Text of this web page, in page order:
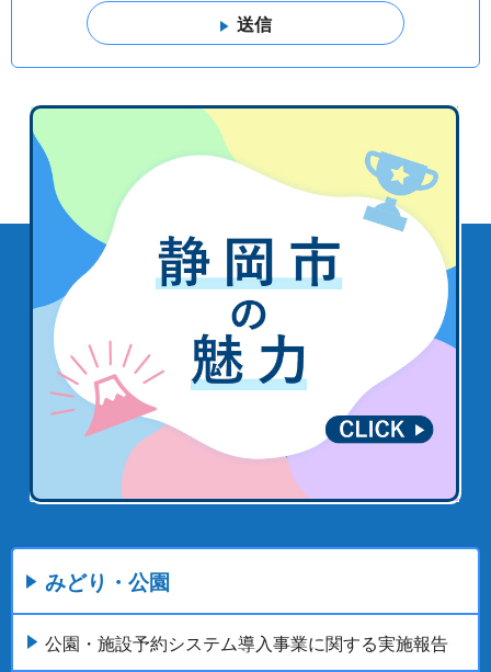
みどり・公園
公園・施設予約システム導入事業に関する実施報告